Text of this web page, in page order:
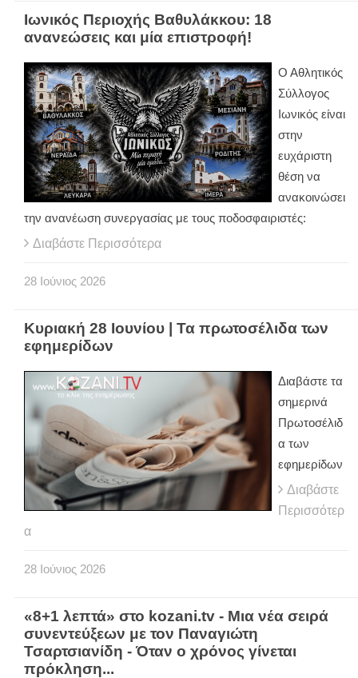
Ιωνικός Περιοχής Βαθυλάκκου: 18
ανανεώσεις και μία επιστροφή!
Ο Αθλητικός
Σύλλογος
Ιωνικός είναι
στην
ευχάριστη
θέση να
ανακοινώσει
την ανανέωση συνεργασίας με τους ποδοσφαιριστές:
Διαβάστε Περισσότερα
28 Ιούνιος 2026
Κυριακή 28 Ιουνίου | Τα πρωτοσέλιδα των
εφημερίδων
Διαβάστε τα
σημερινά
Πρωτοσέλιδ
α των
εφημερίδων
Διαβάστε
Περισσότερ
α
28 Ιούνιος 2026
«8+1 λεπτά» στο kozani.tv - Μια νέα σειρά
συνεντεύξεων με τον Παναγιώτη
Τσαρτσιανίδη - Όταν ο χρόνος γίνεται
πρόκληση...